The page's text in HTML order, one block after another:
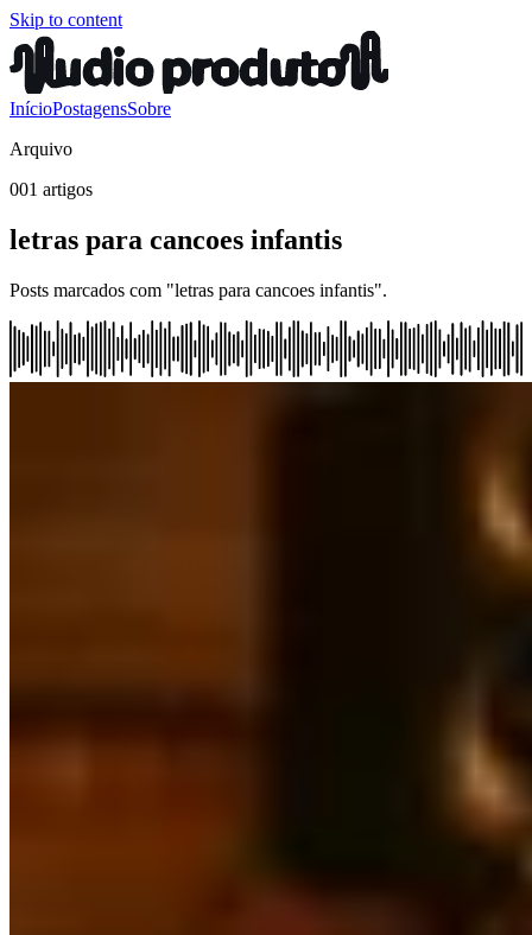
Skip to content
InícioPostagensSobre
Arquivo
001 artigos
letras para cancoes infantis
Posts marcados com "letras para cancoes infantis".